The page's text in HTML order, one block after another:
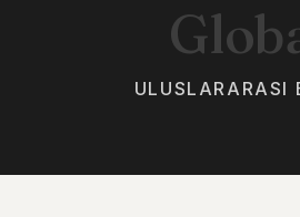
ULUSLARARASI